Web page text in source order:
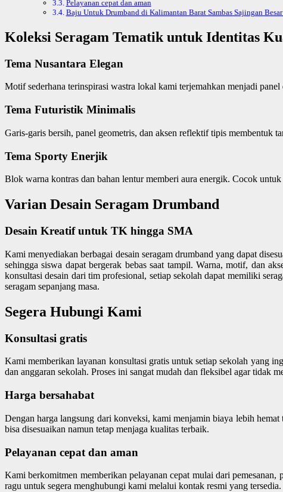
Pelayanan cepat dan aman
Baju Untuk Drumband di Kalimantan Barat Sambas Sajingan Besar
Koleksi Seragam Tematik untuk Identitas
Tema Nusantara Elegan
Motif sederhana terinspirasi wastra lokal kami terjemahkan menjadi
Tema Futuristik Minimalis
Garis-garis bersih, panel geometris, dan aksen reflektif tipis membentuk
Tema Sporty Enerjik
Blok warna kontras dan bahan lentur memberi aura energik. Cocok
Varian Desain Seragam Drumband
Desain Kreatif untuk TK hingga SMA
Kami menyediakan berbagai desain seragam drumband yang dapat
sehingga siswa dapat bergerak bebas saat tampil. Warna, motif, dan
konsultasi desain dari tim profesional, setiap sekolah dapat memiliki
seragam sepanjang masa.
Segera Hubungi Kami
Konsultasi gratis
Kami memberikan layanan konsultasi gratis untuk setiap sekolah yang
dan anggaran sekolah. Proses ini sangat mudah dan fleksibel agar tidak
Harga bersahabat
Dengan harga langsung dari konveksi, kami menjamin biaya lebih
bisa disesuaikan namun tetap menjaga kualitas terbaik.
Pelayanan cepat dan aman
Kami berkomitmen memberikan pelayanan cepat mulai dari
ragu untuk segera menghubungi kami melalui kontak resmi yang tersedia.